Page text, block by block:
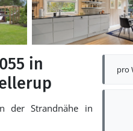
pro
in
der Strandnähe in